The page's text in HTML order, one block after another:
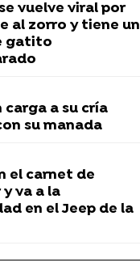
vuelve viral por
al zorro y tiene un
gatito
carga a su cría
su manada
el carnet de
va a la
en el Jeep de la